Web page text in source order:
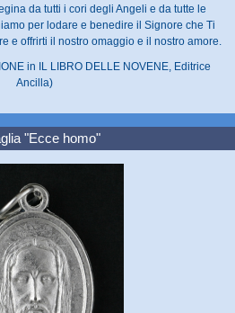
da tutti i cori degli Angeli e da tutte le
per lodare e benedire il Signore che Ti
e offrirti il nostro omaggio e il nostro amore.
in IL LIBRO DELLE NOVENE, Editrice
Ancilla)
"Ecce homo"